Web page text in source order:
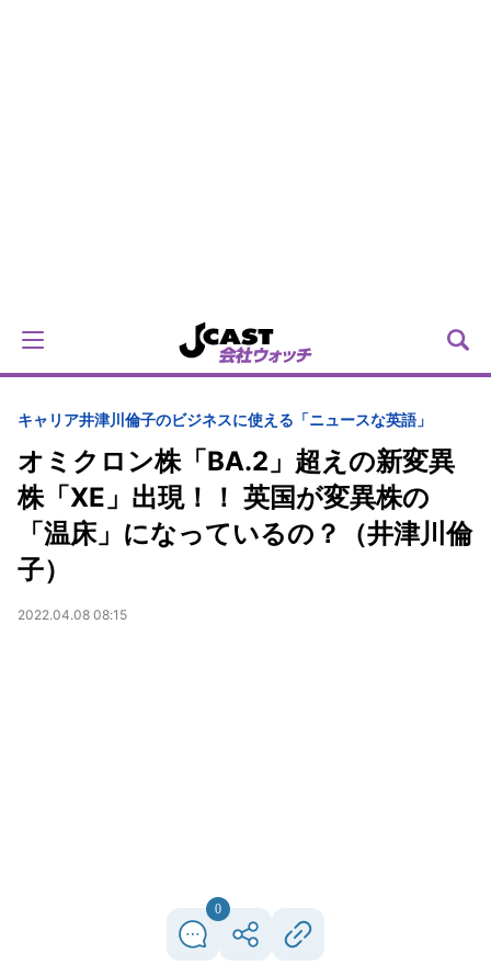
キャリア井津川倫子のビジネスに使える「ニュースな英語」
オミクロン株「BA.2」超えの新変異
株「XE」出現！！ 英国が変異株の
「温床」になっているの？（井津川倫
子）
2022.04.08 08:15
0